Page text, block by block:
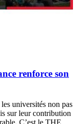
renforce son
universités non pas
sur leur contribution
C’est le THE